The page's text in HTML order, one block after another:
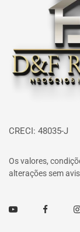
CRECI: 48035-J
Os valores,
alterações sem
Youtube Facebook